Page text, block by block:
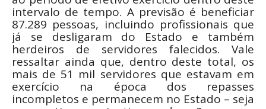
intervalo de tempo. A previsão é beneficiar
87.289 pessoas, incluindo profissionais que
já se desligaram do Estado e também
herdeiros de servidores falecidos. Vale
ressaltar ainda que, dentro deste total, os
mais de 51 mil servidores que estavam em
exercício na época dos repasses
incompletos e permanecem no Estado – seja